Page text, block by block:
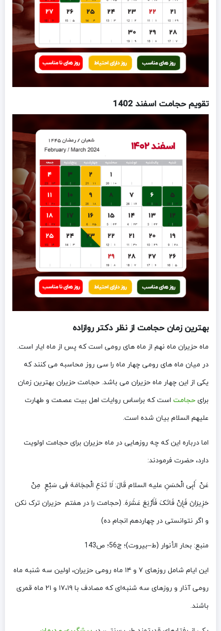
تقویم حجامت اسفند 1402
بهترین زمان حجامت از نظر دکتر روازاده
ماه حزیران ماه نهم از ماه های رومی است که پس از ماه ایار است.
در میان ماه های رومی چهار ماه را سی روز محاسبه می کنند که
یکی از این چهار ماه حزیران می باشد. حجامت حزیران بهترین زمان
برای حجامت است که براساس روایات اهل بیت عصمت و طهارت
علیهم السلام بیان شده است.
اما درباره این که چه روزهایی در ماه حزیران برای حجامت اولویت
دارد، حضرت فرمودند:
عَنْ أَبِی الْحَسَنِ علیه السلام قَالَ: لَا تَدَعِ الْحِجَامَهَ فِی سَبْعٍ مِنْ
حَزِیرَانَ‏ فَإِنْ فَاتَکَ فَأَرْبَعَ عَشَرَهَ. (حجامت‏ را در هفتم‏ حزیران‏ ترک نکن
و اگر نتوانستى در چهاردهم انجام ده)
منبع: بحار الأنوار (ط–بیروت)؛ ج‏56؛ ص143
این ایام شامل روزهای ۷ و ۱۴ ماه رومی حزیران، اولین سه شنبه ماه
رومی آذار و روزهای سه شنبه‌ای که مصادف با ۱۷،۱۹ و ۲۱ ماه قمری
باشند.